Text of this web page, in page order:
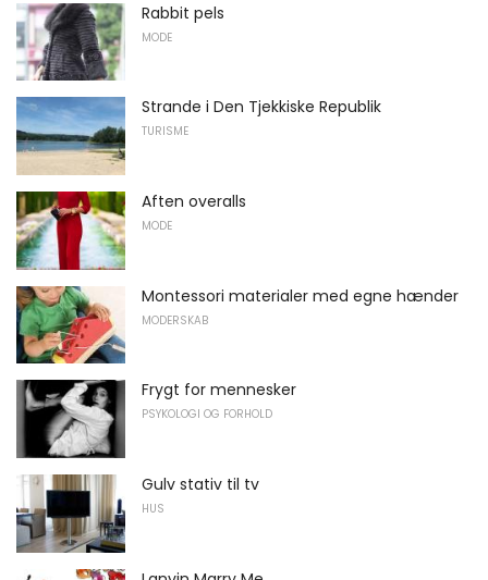
Rabbit pels
MODE
Strande i Den Tjekkiske Republik
TURISME
Aften overalls
MODE
Montessori materialer med egne hænder
MODERSKAB
Frygt for mennesker
PSYKOLOGI OG FORHOLD
Gulv stativ til tv
HUS